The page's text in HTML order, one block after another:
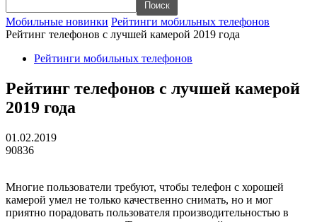
Мобильные новинки Рейтинги мобильных телефонов
Рейтинг телефонов с лучшей камерой 2019 года
Рейтинги мобильных телефонов
Рейтинг телефонов с лучшей камерой
2019 года
01.02.2019
90836
Многие пользователи требуют, чтобы телефон с хорошей
камерой умел не только качественно снимать, но и мог
приятно порадовать пользователя производительностью в